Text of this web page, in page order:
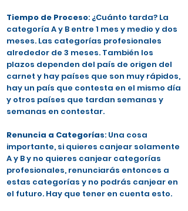
Tiempo de Proceso: ¿Cuánto tarda? La
categoría A y B entre 1 mes y medio y dos
meses. Las categorías profesionales
alrededor de 3 meses. También los
plazos dependen del país de origen del
carnet y hay países que son muy rápidos,
hay un país que contesta en el mismo día
y otros países que tardan semanas y
semanas en contestar.
Renuncia a Categorías: Una cosa
importante, si quieres canjear solamente
A y B y no quieres canjear categorías
profesionales, renunciarás entonces a
estas categorías y no podrás canjear en
el futuro. Hay que tener en cuenta esto.